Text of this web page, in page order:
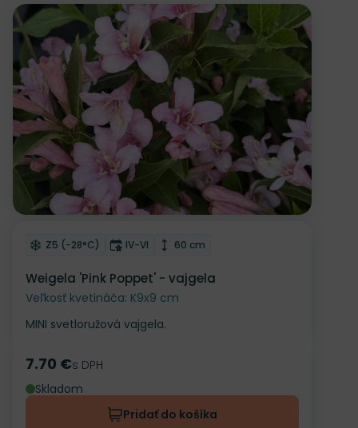
Odober do zoznamu želaní
Mrazuvzdornosť
Z5 (-28°C) Doba kvitnutia
IV-VI Výška rastliny
60 cm
Weigela 'Pink Poppet' - vajgela
Veľkosť kvetináča: K9x9 cm
MINI svetloružová vajgela.
Cena
7.70 €s DPH
Skladom
Pridať do košíka